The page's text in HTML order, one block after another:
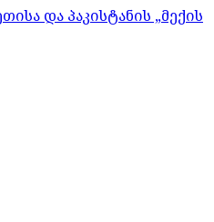
და პაკისტანის „მექის